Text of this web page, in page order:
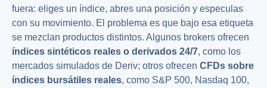
fuera: eliges un índice, abres una posición y especulas
con su movimiento. El problema es que bajo esa etiqueta
se mezclan productos distintos. Algunos brokers ofrecen
índices sintéticos reales o derivados 24/7, como los
mercados simulados de Deriv; otros ofrecen CFDs sobre
índices bursátiles reales, como S&P 500, Nasdaq 100,